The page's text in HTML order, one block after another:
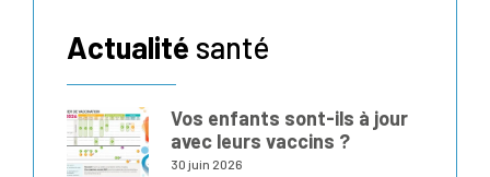
Actualité santé
Vos enfants sont-ils à jour
avec leurs vaccins ?
30 juin 2026